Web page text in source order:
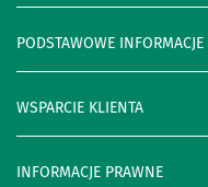
PODSTAWOWE INFORMACJE
WSPARCIE KLIENTA
INFORMACJE PRAWNE